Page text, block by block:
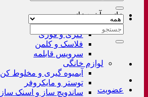
خانه و آشپزخانه
لوازم خانگی غیر برقی
کتری و قوری
فلاسک و کلمن
سرویس قابلمه
لوازم خانگی
آبمیوه گیری و مخلوط کن
توستر و مایکروفر
ساندویچ ساز و اسنک ساز
جستجو
عضویت